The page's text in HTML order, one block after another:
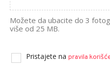
Možete da ubacite do 3
više od 25 MB.
Pristajete na pravila